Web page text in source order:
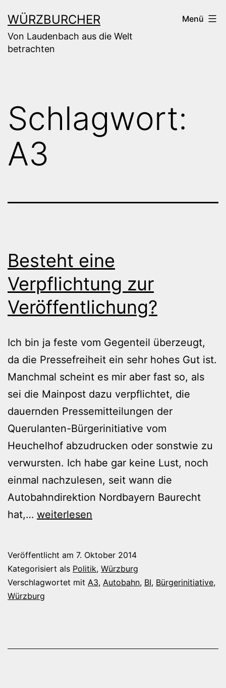
Inhalt
springen
WÜRZBURCHER
Von Laudenbach aus die Welt
betrachten
Menü
Schlagwort:
A3
Besteht eine
Verpflichtung zur
Veröffentlichung?
Ich bin ja feste vom Gegenteil überzeugt,
da die Pressefreiheit ein sehr hohes Gut ist.
Manchmal scheint es mir aber fast so, als
sei die Mainpost dazu verpflichtet, die
dauernden Pressemitteilungen der
Querulanten-Bürgerinitiative vom
Heuchelhof abzudrucken oder sonstwie zu
verwursten. Ich habe gar keine Lust, noch
einmal nachzulesen, seit wann die
Autobahndirektion Nordbayern Baurecht
hat,… Besteht
zur
Veröffentlichung?
weiterlesen
Veröffentlicht am 7. Oktober 2014
Kategorisiert als Politik, Würzburg
Verschlagwortet mit A3, Autobahn, BI, Bürgerinitiative,
Würzburg